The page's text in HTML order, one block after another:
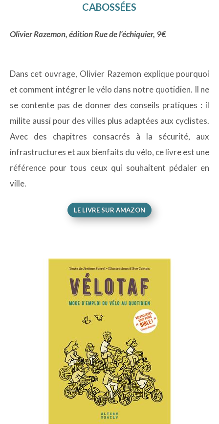
CABOSSÉES
Olivier Razemon, édition Rue de l’échiquier, 9€
Dans cet ouvrage, Olivier Razemon explique pourquoi
et comment intégrer le vélo dans notre quotidien. Il ne
se contente pas de donner des conseils pratiques : il
milite aussi pour des villes plus adaptées aux cyclistes.
Avec des chapitres consacrés à la sécurité, aux
infrastructures et aux bienfaits du vélo, ce livre est une
référence pour tous ceux qui souhaitent pédaler en
ville.
LE LIVRE SUR AMAZON